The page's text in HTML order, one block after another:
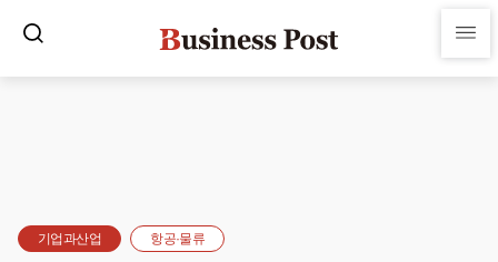
기업과산업 항공·물류